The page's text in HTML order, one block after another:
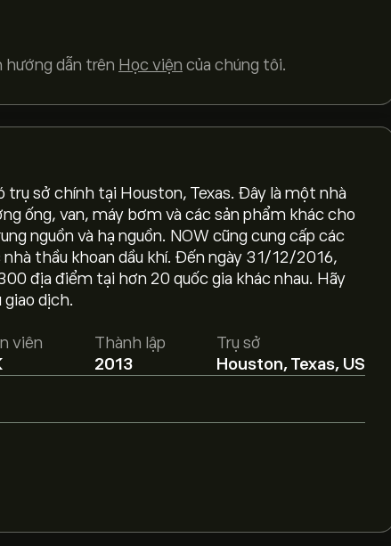
dẫn trên Học viện của chúng tôi.
trụ sở chính tại Houston, Texas. Đây là một nhà
ống, van, máy bơm và các sản phẩm khác cho
nguồn và hạ nguồn. NOW cũng cung cấp các
thầu khoan dầu khí. Đến ngày 31/12/2016,
địa điểm tại hơn 20 quốc gia khác nhau. Hãy
dịch.
viên
Thành lập
2013
Trụ sở
Houston, Texas, US
16.46‎$‎.Tạo tài khoảneToro để biết dự báo chi tiết
trên xu hướng thị trường, báo cáo tài chính và dự
nhất về giá tương lai.
với DNOW trong 3 tháng qua, sự đồng thuận